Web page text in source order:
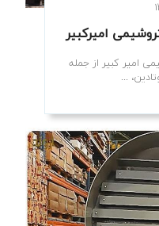
امیرکبیر
امیر کبیر از جمله
...